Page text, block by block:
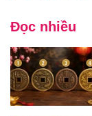
Đọc nhiều